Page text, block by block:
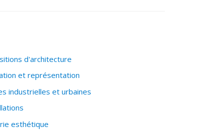
cognitives du projet d'architecture (en
et du "design thinking").
d'architecture
et représentation
industrielles et urbaines
esthétique